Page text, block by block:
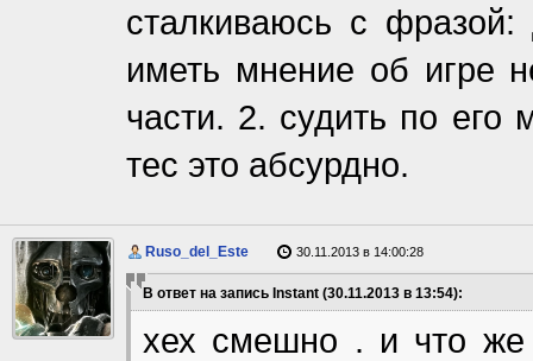
сталкиваюсь с
иметь мнение об игре
части. 2. судить по
тес это абсурдно.
Ruso_del_Este 30.11.2013 в 14:00:28
В ответ на запись Instant (30.11.2013 в 13:54):
хех смешно . и что же